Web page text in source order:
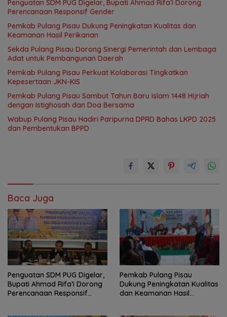
Penguatan SDM PUG Digelar, Bupati Ahmad Rifa’i Dorong
Perencanaan Responsif Gender
Pemkab Pulang Pisau Dukung Peningkatan Kualitas dan
Keamanan Hasil Perikanan
Sekda Pulang Pisau Dorong Sinergi Pemerintah dan Lembaga
Adat untuk Pembangunan Daerah
Pemkab Pulang Pisau Perkuat Kolaborasi Tingkatkan
Kepesertaan JKN-KIS
Pemkab Pulang Pisau Sambut Tahun Baru Islam 1448 Hijriah
dengan Istighosah dan Doa Bersama
Wabup Pulang Pisau Hadiri Paripurna DPRD Bahas LKPD 2025
dan Pembentukan BPPD
Baca Juga
Penguatan SDM PUG Digelar,
Bupati Ahmad Rifa’i Dorong
Perencanaan Responsif
Pemkab Pulang Pisau
Dukung Peningkatan Kualitas
dan Keamanan Hasil